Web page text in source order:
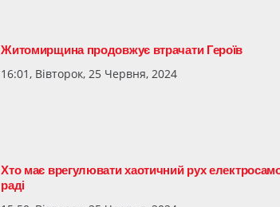
Житомирщина продовжує втрачати Героїв
16:01, Вівторок, 25 Червня, 2024
Хто має врегулювати хаотичний рух
раді